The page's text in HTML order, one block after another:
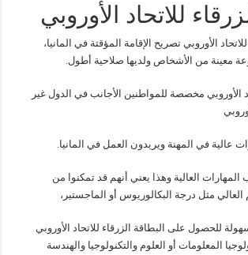
للاتحاد الأوروبي
الأوروبي تصريح الإقامة المؤقتة في المانيا،
معينة من الأشخاص ولديها صلاحية أطول.
الأوروبي مخصصة للمواطنين الأجانب في الدول غير
عالية في المهنة ويريدون العمل في المانيا.
العالية وهذا يعني أنهم قد تمكنوا من
العالي مثل درجة البكالوريوس أو الماجستير،
للحصول على البطاقة الزرقاء للاتحاد الأوروبي
المعلومات أو العلوم والتكنولوجيا والهندسة